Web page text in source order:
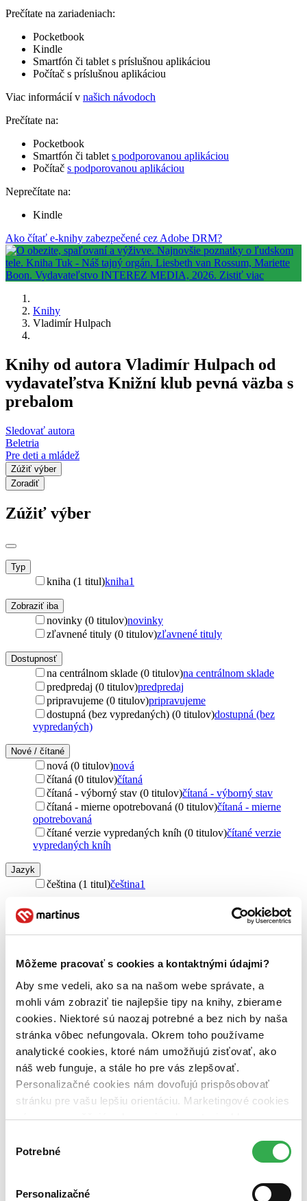
Môžeme pracovať s cookies a kontaktnými údajmi?
Aby sme vedeli, ako sa na našom webe správate, a
mohli vám zobraziť tie najlepšie tipy na knihy, zbierame
cookies. Niektoré sú naozaj potrebné a bez nich by naša
stránka vôbec nefungovala. Okrem toho používame
analytické cookies, ktoré nám umožňujú zisťovať, ako
náš web funguje, a stále ho pre vás zlepšovať.
Personalizačné cookies nám dovoľujú prispôsobovať
stránku pre vašu lepšiu orientáciu. Marketingové cookies
nám zas umožňujú zobrazenie relevantnej reklamy.
nám pomohlo, keby sme mohli používať všetky tieto
súhlasu
Potrebné
Personalizačné
Prečítate na zariadeniach:
Pocketbook
Kindle
Smartfón či tablet s príslušnou aplikáciou
Počítač s príslušnou aplikáciou
Viac informácií v našich návodoch
Prečítate na:
Pocketbook
Smartfón či tablet s podporovanou aplikáciou
Počítač s podporovanou aplikáciou
Neprečítate na:
Kindle
Ako čítať e-knihy zabezpečené cez Adobe DRM?
Knihy
Vladimír Hulpach
Knihy od autora Vladimír Hulpach od
vydavateľstva Knižní klub pevná väzba s
prebalom
Sledovať autora
Beletria
Pre deti a mládež
Zúžiť výber
Zoradiť
Zúžiť výber
Typ
kniha (1 titul)kniha1
Zobraziť iba
novinky (0 titulov)novinky
zľavnené tituly (0 titulov)zľavnené tituly
Dostupnosť
na centrálnom sklade (0 titulov)na centrálnom sklade
predpredaj (0 titulov)predpredaj
pripravujeme (0 titulov)pripravujeme
dostupná (bez vypredaných) (0 titulov)dostupná (bez
vypredaných)
Nové / čítané
nová (0 titulov)nová
čítaná (0 titulov)čítaná
čítaná - výborný stav (0 titulov)čítaná - výborný stav
čítaná - mierne opotrebovaná (0 titulov)čítaná - mierne
opotrebovaná
čítané verzie vypredaných kníh (0 titulov)čítané verzie
vypredaných kníh
Jazyk
čeština (1 titul)čeština1
Vydavateľstvo
pevná väzba s prebalom (1 titul)pevná väzba s prebalom
Zúžiť výber
Zoradiť
Bestsellery
Novinky
Najdrahšie
Zrušiť filtre